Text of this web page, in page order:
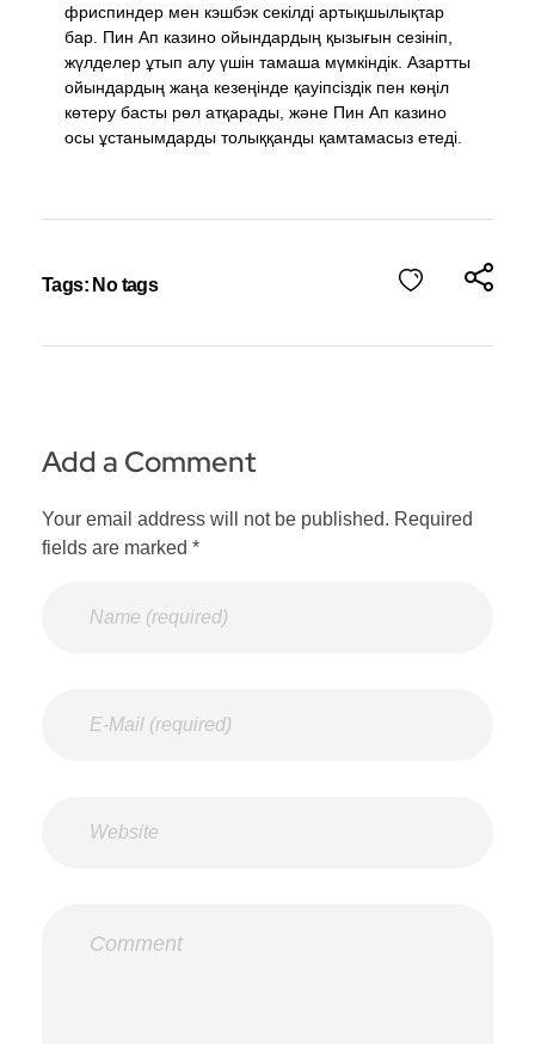
фриспиндер мен кэшбэк секілді артықшылықтар
бар. Пин Ап казино ойындардың қызығын сезініп,
жүлделер ұтып алу үшін тамаша мүмкіндік. Азартты
ойындардың жаңа кезеңінде қауіпсіздік пен көңіл
көтеру басты рөл атқарады, және Пин Ап казино
осы ұстанымдарды толыққанды қамтамасыз етеді.
Tags: No tags
Add a Comment
Your email address will not be published. Required
fields are marked *